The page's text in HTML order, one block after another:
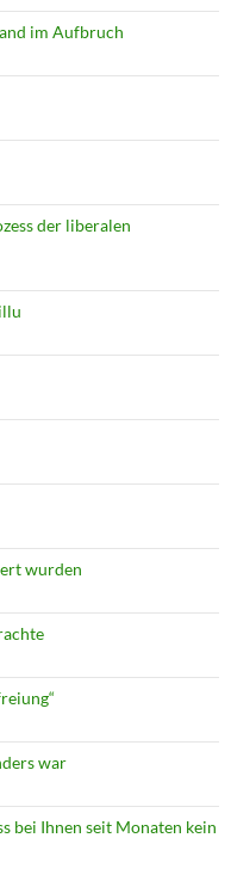
im Aufbruch
der liberalen
wurden
war
bei Ihnen seit Monaten kein